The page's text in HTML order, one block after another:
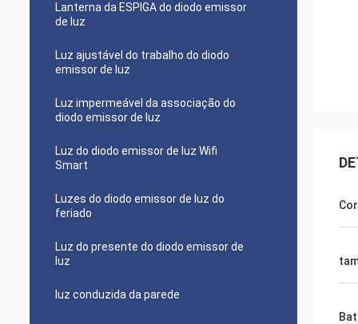
Lanterna da ESPIGA do diodo emissor
de luz
Luz ajustável do trabalho do diodo
emissor de luz
Luz impermeável da associação do
diodo emissor de luz
Luz do diodo emissor de luz Wifi
Smart
Luzes do diodo emissor de luz do
feriado
Luz do presente do diodo emissor de
luz
luz conduzida da parede